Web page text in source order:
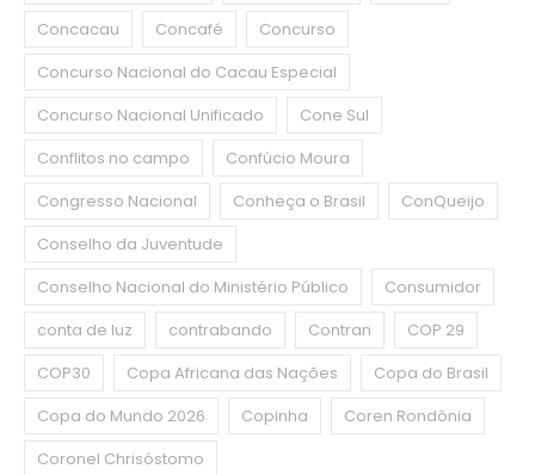
Concacau
Concafé
Concurso
Concurso Nacional do Cacau Especial
Concurso Nacional Unificado
Cone Sul
Conflitos no campo
Confúcio Moura
Congresso Nacional
Conheça o Brasil
ConQueijo
Conselho da Juventude
Conselho Nacional do Ministério Público
Consumidor
conta de luz
contrabando Contran
COP 29
COP30
Copa Africana das Nações
Copa do Brasil
Copa do Mundo 2026
Copinha
Coren Rondônia
Coronel Chrisóstomo